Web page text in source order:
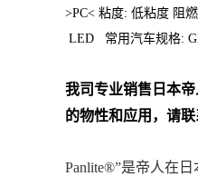
>PC< 粘度: 低粘度 阻
LED 常用汽车规格:
我司专业销售日本帝
的物性和应用，请联
Panlite®”是帝人在